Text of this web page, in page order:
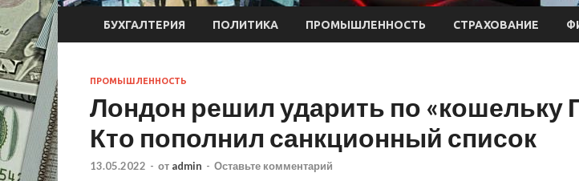
БУХГАЛТЕРИЯ ПОЛИТИКА ПРОМЫШЛЕННОСТЬ СТРАХОВАНИЕ
ПРОМЫШЛЕННОСТЬ
Лондон решил ударить по «кошельку
Кто пополнил санкционный список
13.05.2022 - от admin - Оставьте комментарий